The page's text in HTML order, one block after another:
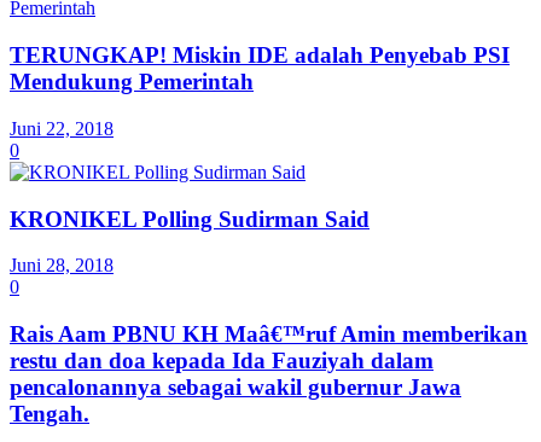
TERUNGKAP! Miskin IDE adalah Penyebab PSI
Mendukung Pemerintah
Juni 22, 2018
0
KRONIKEL Polling Sudirman Said
Juni 28, 2018
0
Rais Aam PBNU KH Maâ€™ruf Amin memberikan
restu dan doa kepada Ida Fauziyah dalam
pencalonannya sebagai wakil gubernur Jawa
Tengah.